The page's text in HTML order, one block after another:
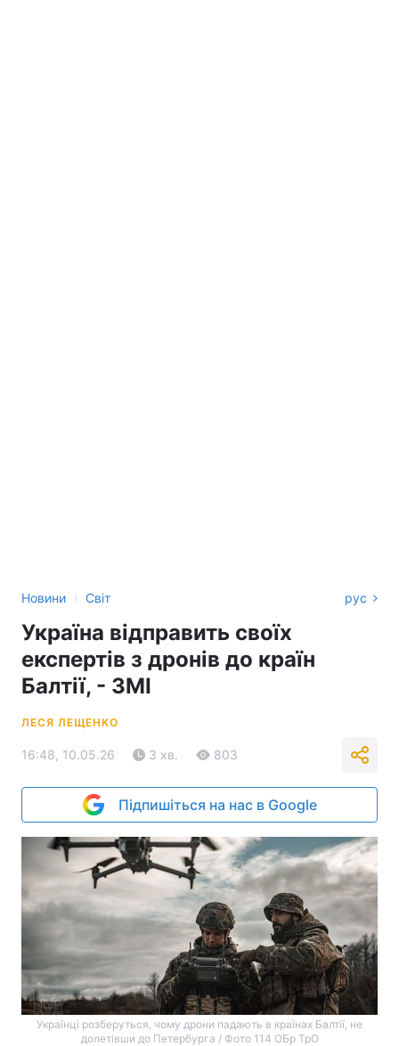
Новини › Світ рус
Україна відправить своїх
експертів з дронів до країн
Балтії, - ЗМІ
ЛЕСЯ ЛЕЩЕНКО
16:48, 10.05.26 3 хв. 803
Підпишіться на нас в Google
Українці розберуться, чому дрони падають в країнах Балтії, не
долетівши до Петербурга / Фото 114 ОБр ТрО